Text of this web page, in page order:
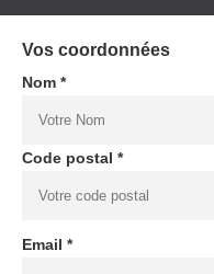
Vos coordonnées
Nom *
Code postal *
Email *